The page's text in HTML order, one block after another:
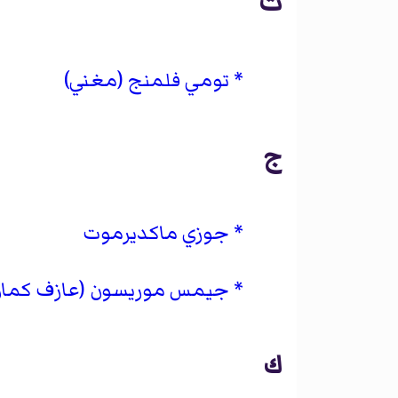
تومي فلمنج (مغني)
ج
جوزي ماكديرموت
جيمس موريسون (عازف
ك